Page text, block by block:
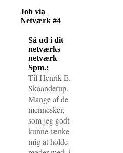
Job via
Netværk #4
Så ud i dit
netværks
netværk
Spm.:
Til Henrik E.
Skaanderup.
Mange af de
mennesker,
som jeg godt
kunne tænke
mig at holde